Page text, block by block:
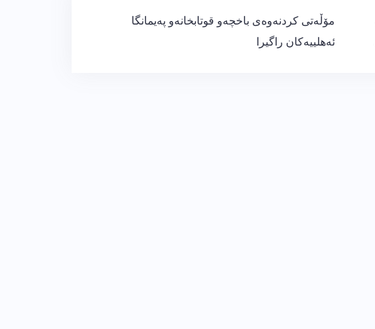
مۆڵه‌تی كردنه‌وه‌ی باخچه‌و قوتابخانه‌و په‌یمانگا
ئه‌هلییه‌كان راگیرا